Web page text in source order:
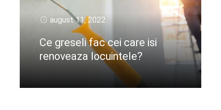
august 11, 2022
Ce greseli fac cei care isi
renoveaza locuintele?
CIteste mai departe